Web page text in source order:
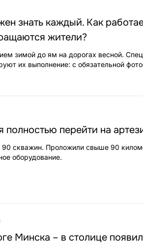
знать каждый. Как
жители?
зимой до ям на дорогах весной.
их выполнение: с обязательной
полностью перейти на
90 скважин. Проложили свыше 90
оборудование.
Минска – в столице